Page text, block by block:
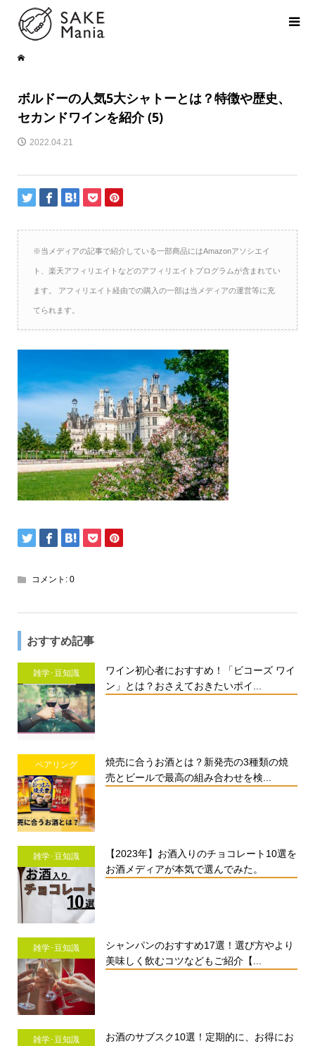
ボルドーの人気5大シャトーとは？特徴や歴史、
セカンドワインを紹介 (5)
2022.04.21
※当メディアの記事で紹介している一部商品にはAmazonアソシエイ
ト、楽天アフィリエイトなどのアフィリエイトプログラムが含まれてい
ます。 アフィリエイト経由での購入の一部は当メディアの運営等に充
てられます。
コメント: 0
おすすめ記事
雑学･豆知識
ワイン初心者におすすめ！「ビコーズ ワイ
ン」とは？おさえておきたいポイ...
ペアリング
焼売に合うお酒とは？新発売の3種類の焼
売とビールで最高の組み合わせを検...
雑学･豆知識
【2023年】お酒入りのチョコレート10選を
お酒メディアが本気で選んでみた。
雑学･豆知識
シャンパンのおすすめ17選！選び方やより
美味しく飲むコツなどもご紹介【...
雑学･豆知識
お酒のサブスク10選！定期的に、お得にお